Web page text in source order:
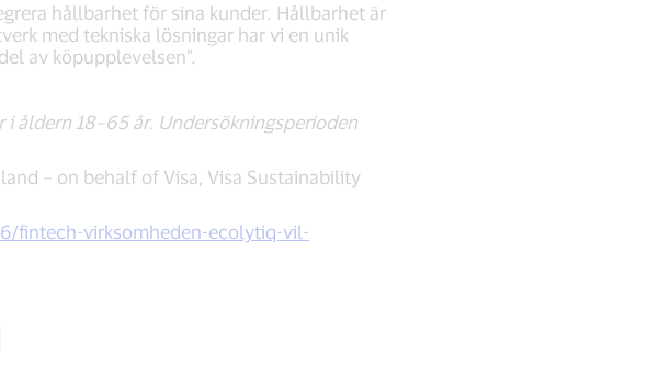
hållbarhet för sina kunder. Hållbarhet är
med tekniska lösningar har vi en unik
av köpupplevelsen”.
i åldern 18–65 år. Undersökningsperioden
– on behalf of Visa, Visa Sustainability
fintech-virksomheden-ecolytiq-vil-